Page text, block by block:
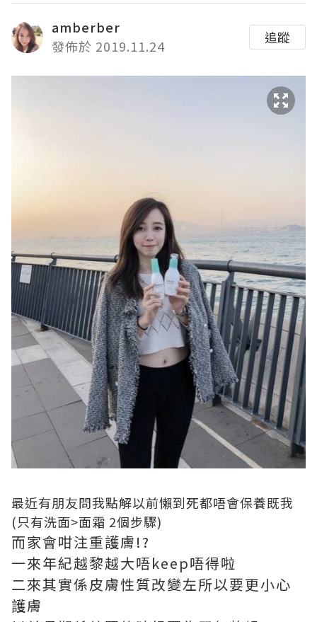
amberber
發佈於 2019.11.24
追蹤
最近有朋友問我點解以前懶到死都唔會保養既我
(只有洗面>面霜 2個步驟)
而家會咁注重護膚!?
一來年紀越黎越大唔keep唔得啦
二來其實係皮膚性質改變左所以要更小心
護膚